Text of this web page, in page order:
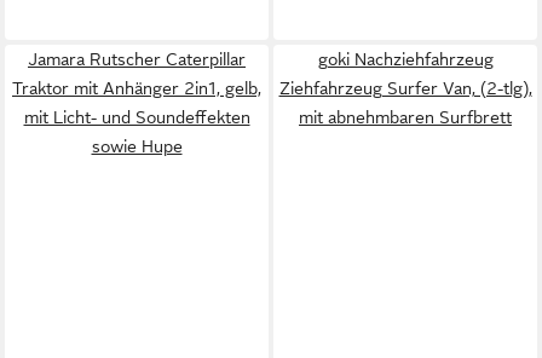
Jamara Rutscher Caterpillar
Traktor mit Anhänger 2in1, gelb,
mit Licht- und Soundeffekten
sowie Hupe
goki Nachziehfahrzeug
Ziehfahrzeug Surfer Van, (2-tlg),
mit abnehmbaren Surfbrett